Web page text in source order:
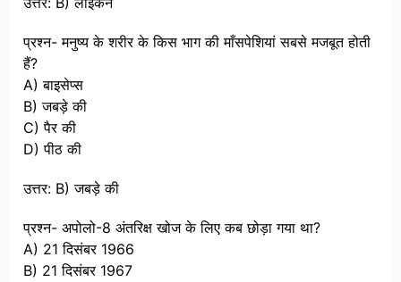
प्रश्न- मनुष्य के शरीर के किस भाग की माँसपेशियां सबसे मजबूत होती
हैं?
A) बाइसेप्स
B) जबड़े की
C) पैर की
D) पीठ की
उत्तर: B) जबड़े की
प्रश्न- अपोलो-8 अंतरिक्ष खोज के लिए कब छोड़ा गया था?
A) 21 दिसंबर 1966
B) 21 दिसंबर 1967